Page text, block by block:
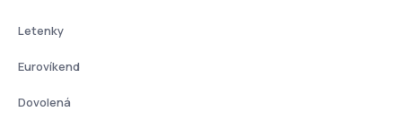
Letenky
Eurovíkend
Dovolená